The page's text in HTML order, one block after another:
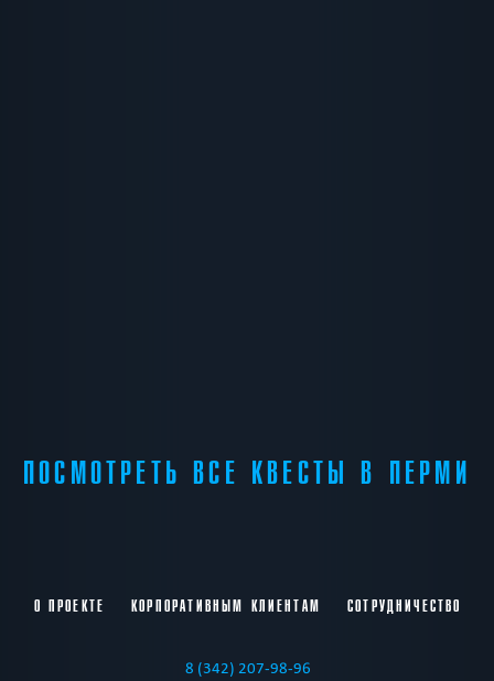
ПОСМОТРЕТЬ ВСЕ КВЕСТЫ В ПЕРМИ
О ПРОЕКТЕ КОРПОРАТИВНЫМ КЛИЕНТАМ СОТРУДНИЧЕСТВО
8 (342) 207-98-96